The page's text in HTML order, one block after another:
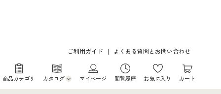
ご利用ガイド よくある質問とお問い合わせ
商品カテゴリ カタログ マイページ 閲覧履歴 お気に入り カート